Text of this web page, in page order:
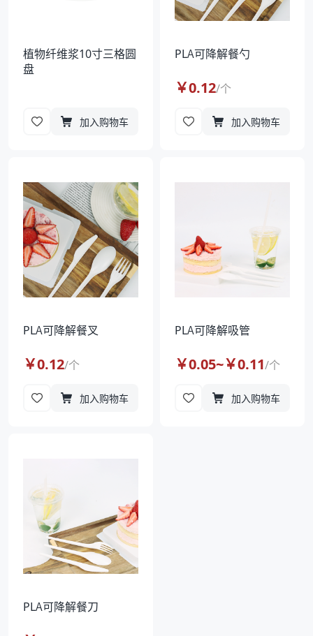
植物纤维浆10寸三格圆
盘
加入购物车
PLA可降解餐勺
￥0.12/个
加入购物车
PLA可降解餐叉
￥0.12/个
加入购物车
PLA可降解吸管
￥0.05~￥0.11/个
加入购物车
PLA可降解餐刀